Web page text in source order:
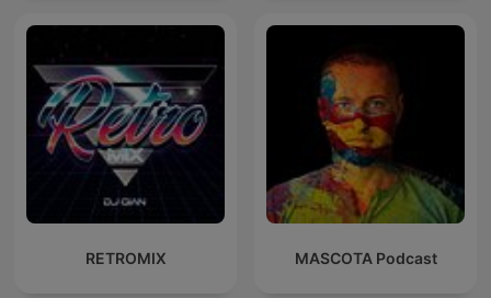
RETROMIX MASCOTA Podcast